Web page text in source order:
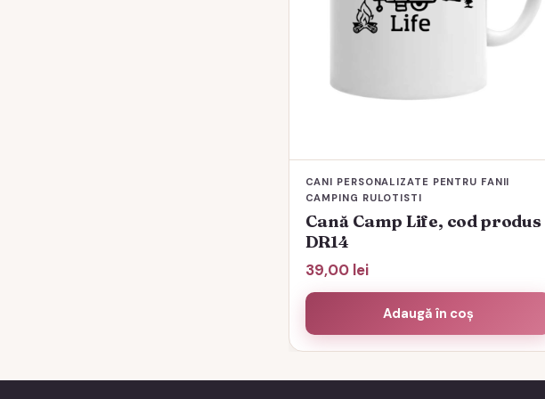
CANI PERSONALIZATE PENTRU FANII
CAMPING RULOTISTI
Cană Camp Life, cod produs
DR14
39,00 lei
Adaugă în coș